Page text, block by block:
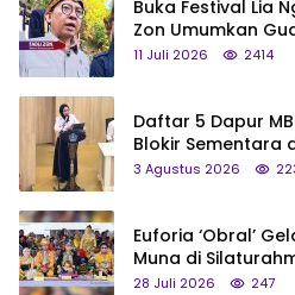
Buka Festival Lia
Zon Umumkan
Status Jadi Cagar
11 Juli 2026 2414
Daftar 5 Dapur
Blokir Sementara
3 Agustus 2026
Euforia ‘Obral’
Muna di
Saya Bukan Tipe
28 Juli 2026 247